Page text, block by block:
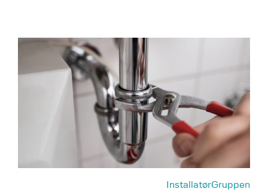
InstallatørGruppen